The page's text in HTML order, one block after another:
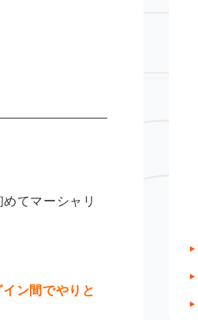
めてマーシャリ
ン間でやりと